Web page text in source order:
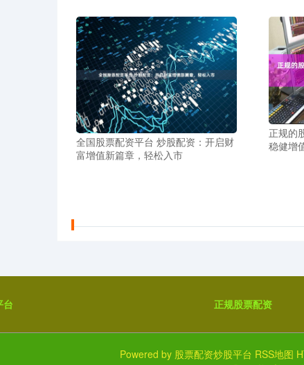
全国股票配资平台 炒股配资：开启财
富增值新篇章，轻松入市
正规的
稳健增
台 正规股票配资
Powered by 股票配资炒股平台 RSS地图